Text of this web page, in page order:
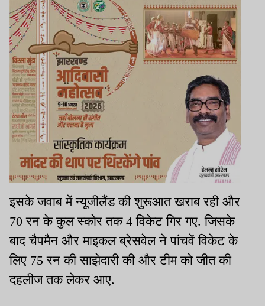
इसके जवाब में न्यूजीलैंड की शुरूआत खराब रही और
70 रन के कुल स्कोर तक 4 विकेट गिर गए. जिसके
बाद चैपमैन और माइकल ब्रेसवेल ने पांचवें विकेट के
लिए 75 रन की साझेदारी की और टीम को जीत की
दहलीज तक लेकर आए.